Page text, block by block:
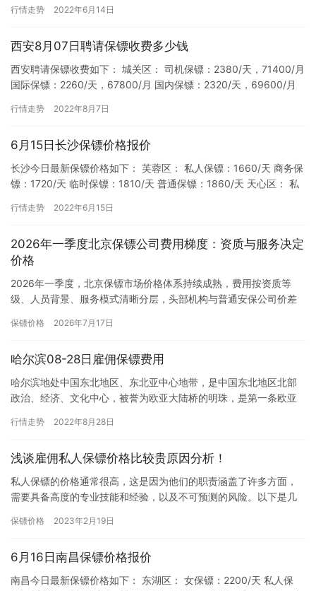
行情走势 2022年6月14日
西安8月07日聘请保镖收费多少钱
西安聘请保镖收费如下： 城关区： 司机保镖：2380/天，71400/月
国际保镖：2260/天，67800/月 国内保镖：2320/天，69600/月
行情走势 2022年8月7日
6月15日长沙保镖价格报价
长沙今日最新保镖价格如下： 芙蓉区： 私人保镖：1660/天 商务保
镖：1720/天 临时保镖：1810/天 普通保镖：1860/天 天心区： 私
行情走势 2022年6月15日
2026年一季度北京保镖公司费用梯度：资质与服务决定
价格
2026年一季度，北京保镖市场价格体系持续成熟，费用按资质等
级、人员背景、服务模式清晰分层，头部机构与普通安保公司价差
团…
保镖价格 2026年7月17日
哈尔滨08-28日雇佣保镖费用
哈尔滨地处中国东北地区、东北亚中心地带，是中国东北地区北部
政治、经济、文化中心，被誉为欧亚大陆桥的明珠，是第一条欧亚
点，国家…
行情走势 2022年8月28日
浅谈雇佣私人保镖价格比较贵原因分析！
私人保镖的价格通常很高，这是因为他们的职责涵盖了许多方面，
需要具备高度的专业技能和经验，以及不可预测的风险。以下是几
保镖…
保镖价格 2023年2月19日
6月16日南昌保镖价格报价
南昌今日最新保镖价格如下： 东湖区： 女保镖：2200/天 私人保